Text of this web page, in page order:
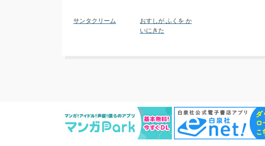
サンタクリーム
おすしが ふくを か
いにきた